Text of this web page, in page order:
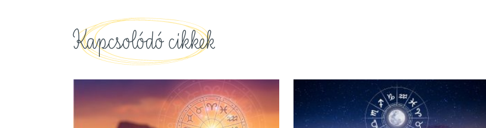
Kapcsolódó cikkek